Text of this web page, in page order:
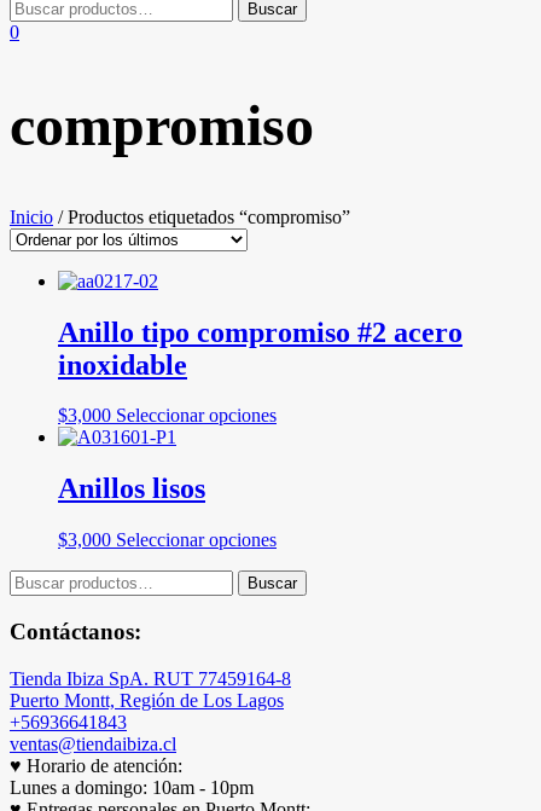
0
compromiso
Inicio / Productos etiquetados “compromiso”
Anillo tipo compromiso #2 acero
inoxidable
$3,000 Seleccionar opcionesEste
opciones
se
pueden
página
de
Anillos lisos
$3,000 Seleccionar opcionesEste
tiene
opciones
se
pueden
página
Buscar
por:
Buscar
Contáctanos:
Tienda Ibiza SpA. RUT 77459164-8
Puerto Montt, Región de Los Lagos
+56936641843
ventas@tiendaibiza.cl
♥ Horario de atención:
Lunes a domingo: 10am - 10pm